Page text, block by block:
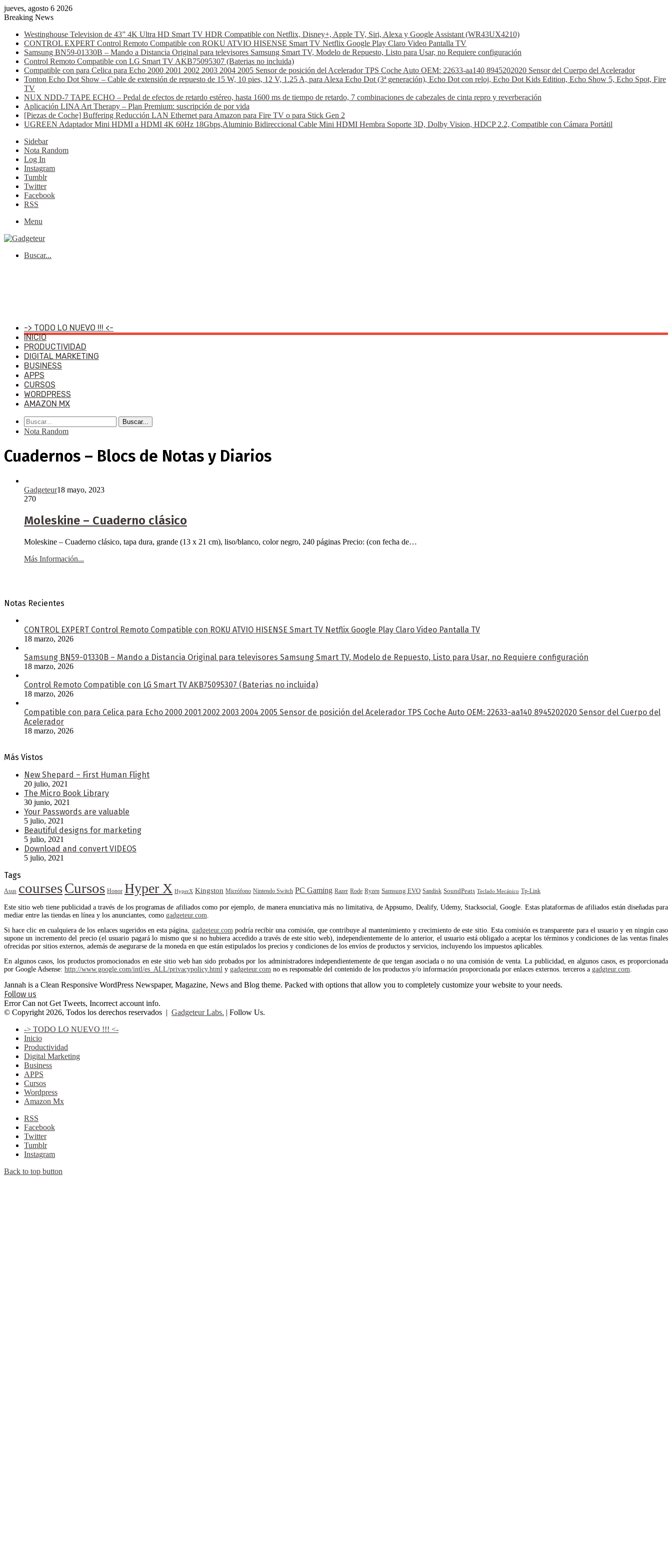
jueves, agosto 6 2026
Breaking News
Westinghouse Television de 43” 4K Ultra HD Smart TV HDR Compatible con Netflix, Disney+, Apple TV, Siri, Alexa y Google Assistant (WR43UX4210)
CONTROL EXPERT Control Remoto Compatible con ROKU ATVIO HISENSE Smart TV Netflix Google Play Claro Video Pantalla TV
Samsung BN59-01330B – Mando a Distancia Original para televisores Samsung Smart TV, Modelo de Repuesto, Listo para Usar, no Requiere configuración
Control Remoto Compatible con LG Smart TV AKB75095307 (Baterias no incluida)
Compatible con para Celica para Echo 2000 2001 2002 2003 2004 2005 Sensor de posición del Acelerador TPS Coche Auto OEM: 22633-aa140 8945202020 Sensor del Cuerpo del Acelerador
Tonton Echo Dot Show – Cable de extensión de repuesto de 15 W, 10 pies, 12 V, 1.25 A, para Alexa Echo Dot (3ª generación), Echo Dot con reloj, Echo Dot Kids Edition, Echo Show 5, Echo Spot, Fire
TV
NUX NDD-7 TAPE ECHO – Pedal de efectos de retardo estéreo, hasta 1600 ms de tiempo de retardo, 7 combinaciones de cabezales de cinta repro y reverberación
Aplicación LINA Art Therapy – Plan Premium: suscripción de por vida
[Piezas de Coche] Buffering Reducción LAN Ethernet para Amazon para Fire TV o para Stick Gen 2
UGREEN Adaptador Mini HDMI a HDMI 4K 60Hz 18Gbps,Aluminio Bidireccional Cable Mini HDMI Hembra Soporte 3D, Dolby Vision, HDCP 2.2, Compatible con Cámara Portátil
Sidebar
Nota Random
Log In
Instagram
Tumblr
Twitter
Facebook
RSS
Menu
Buscar...
-> TODO LO NUEVO !!! <-
INICIO
PRODUCTIVIDAD
DIGITAL MARKETING
BUSINESS
APPS
CURSOS
WORDPRESS
AMAZON MX
Buscar...
Nota Random
Cuadernos – Blocs de Notas y Diarios
Gadgeteur18 mayo, 2023
270
Moleskine – Cuaderno clásico
Moleskine – Cuaderno clásico, tapa dura, grande (13 x 21 cm), liso/blanco, color negro, 240 páginas Precio: (con fecha de…
Más Información...
Notas Recientes
CONTROL EXPERT Control Remoto Compatible con ROKU ATVIO HISENSE Smart TV Netflix Google Play Claro Video Pantalla TV
18 marzo, 2026
Samsung BN59-01330B – Mando a Distancia Original para televisores Samsung Smart TV, Modelo de Repuesto, Listo para Usar, no Requiere configuración
18 marzo, 2026
Control Remoto Compatible con LG Smart TV AKB75095307 (Baterias no incluida)
18 marzo, 2026
Compatible con para Celica para Echo 2000 2001 2002 2003 2004 2005 Sensor de posición del Acelerador TPS Coche Auto OEM: 22633-aa140 8945202020 Sensor del Cuerpo del
Acelerador
18 marzo, 2026
Más Vistos
New Shepard – First Human Flight
20 julio, 2021
The Micro Book Library
30 junio, 2021
Your Passwords are valuable
5 julio, 2021
Beautiful designs for marketing
5 julio, 2021
Download and convert VIDEOS
5 julio, 2021
Tags
Asus coursesCursos Honor Hyper X HyperX Kingston Micrófono Nintendo Switch PC Gaming Razer Rode Ryzen Samsung EVO Sandisk SoundPeats Teclado Mecánico Tp-Link
Este sitio web tiene publicidad a través de los programas de afiliados como por ejemplo, de manera enunciativa más no limitativa, de Appsumo, Dealify, Udemy, Stacksocial, Google. Estas plataformas de afiliados están diseñadas para
mediar entre las tiendas en línea y los anunciantes, como gadgeteur.com
Si hace clic en cualquiera de los enlaces sugeridos en esta página, gadgeteur.com podría recibir una comisión, que contribuye al mantenimiento y crecimiento de este sitio. Esta comisión es transparente para el usuario y en ningún caso
supone un incremento del precio (el usuario pagará lo mismo que si no hubiera accedido a través de este sitio web), independientemente de lo anterior, el usuario está obligado a aceptar los términos y condiciones de las ventas finales
ofrecidas por sitios externos, además de asegurarse de la moneda en que están estipulados los precios y condiciones de los envíos de productos y servicios, incluyendo los impuestos aplicables.
En algunos casos, los productos promocionados en este sitio web han sido probados por los administradores independientemente de que tengan asociada o no una comisión de venta. La publicidad, en algunos casos, es proporcionada
por Google Adsense: http://www.google.com/intl/es_ALL/privacypolicy.html y gadgeteur.com no es responsable del contenido de los productos y/o información proporcionada por enlaces externos. terceros a gadgteur.com
Jannah is a Clean Responsive WordPress Newspaper, Magazine, News and Blog theme. Packed with options that allow you to completely customize your website to your needs.
Follow us
Error Can not Get Tweets, Incorrect account info.
© Copyright 2026, Todos los derechos reservados | Gadgeteur Labs. | Follow Us.
-> TODO LO NUEVO !!! <-
Inicio
Productividad
Digital Marketing
Business
APPS
Cursos
Wordpress
Amazon Mx
RSS
Facebook
Twitter
Tumblr
Instagram
Back to top button